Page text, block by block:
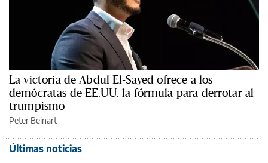
La victoria de Abdul El-Sayed ofrece a los
demócratas de EE.UU. la fórmula para derrotar al
trumpismo
Peter Beinart
Últimas noticias